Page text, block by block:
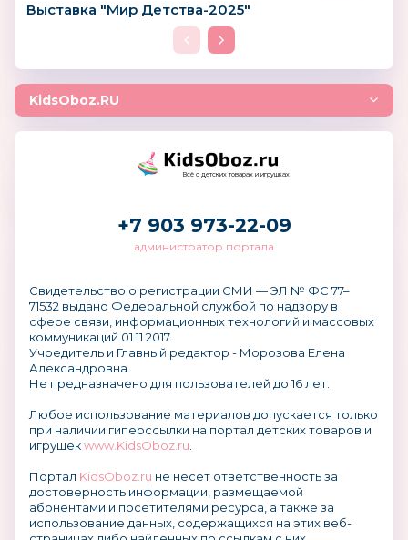
Выставка "Мир Детства-2025"
KidsOboz.RU
Всё о детских товарах и игрушках
+7 903 973-22-09
администратор портала
Свидетельство о регистрации СМИ — ЭЛ № ФС 77–
71532 выдано Федеральной службой по надзору в
сфере связи, информационных технологий и массовых
коммуникаций 01.11.2017.
Учредитель и Главный редактор - Морозова Елена
Александровна.
Не предназначено для пользователей до 16 лет.
Любое использование материалов допускается только
при наличии гиперссылки на портал детских товаров и
игрушекwww.KidsOboz.ru
Портал KidsOboz.ru не несет ответственность за
достоверность информации, размещаемой
абонентами и посетителями ресурса, а также за
использование данных, содержащихся на этих веб-